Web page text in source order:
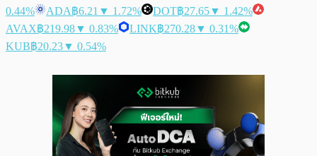
0.44%
ADA฿6.21 ▼ 1.72% DOT฿27.65▼ 1.42%
AVAX฿219.98▼ 0.83% LINK฿270.28▼ 0.31%
KUB฿20.23▼ 0.54%